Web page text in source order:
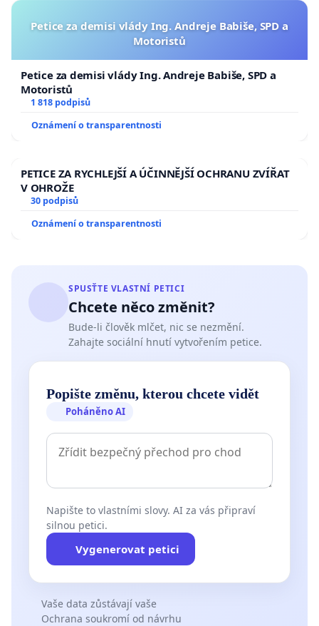
Petice za demisi vlády Ing. Andreje Babiše, SPD a
Motoristů
Petice za demisi vlády Ing. Andreje Babiše, SPD a
Motoristů
1 818 podpisů
Oznámení o transparentnosti
PETICE ZA RYCHLEJŠÍ A ÚČINNĚJŠÍ OCHRANU ZVÍŘAT
V OHROŽE
30 podpisů
Oznámení o transparentnosti
SPUSŤTE VLASTNÍ PETICI
Chcete něco změnit?
Bude-li člověk mlčet, nic se nezmění.
Zahajte sociální hnutí vytvořením petice.
Popište změnu, kterou chcete vidět
Poháněno AI
Napište to vlastními slovy. AI za vás připraví
silnou petici.
Vygenerovat petici
Vaše data zůstávají vaše
Ochrana soukromí od návrhu